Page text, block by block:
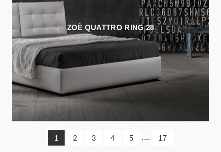
ZOÈ QUATTRO RING 28
1 2 3 4 5 .... 17